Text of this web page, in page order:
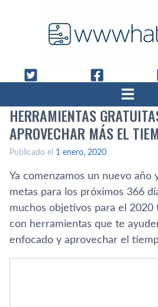
HERRAMIENTAS
APROVECHAR MÁS EL
Publicado el 1 enero, 2020
Ya comenzamos un nuevo año
metas para los próximos 366
muchos objetivos para el
con herramientas que te
enfocado y aprovechar el